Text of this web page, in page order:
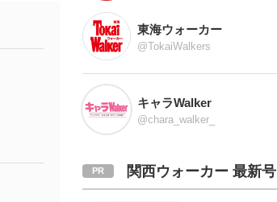
東海ウォーカー
@TokaiWalkers
キャラWalker
@chara_walker_
関西ウォーカー 最新号